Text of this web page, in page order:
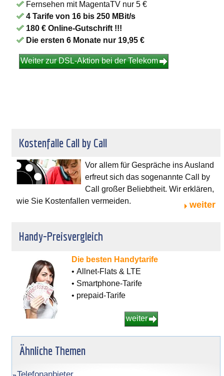
Fernsehen mit MagentaTV nur 5 €
4 Tarife von 16 bis 250 MBit/s
180 € Online-Gutschrift !!!
Die ersten 6 Monate nur 19,95 €
Weiter zur DSL-Aktion bei der Telekom
Kostenfalle Call by Call
Vor allem für Gespräche ins Ausland
erfreut sich das sogenannte Call by
Call großer Beliebtheit. Wir erklären,
wie Sie Kostenfallen vermeiden.
weiter
Handy-Preisvergleich
Die besten Handytarife
• Allnet-Flats & LTE
• Smartphone-Tarife
• prepaid-Tarife
weiter
Ähnliche Themen